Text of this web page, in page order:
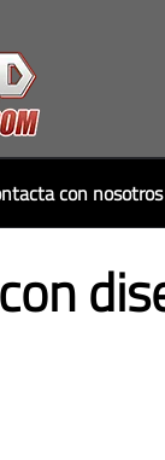
con nosotros